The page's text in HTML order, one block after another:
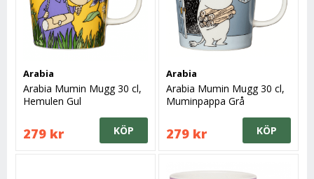
Arabia
Arabia Mumin Mugg 30 cl,
Hemulen Gul
279 kr KÖP
Arabia
Arabia Mumin Mugg 30 cl,
Muminpappa Grå
279 kr KÖP